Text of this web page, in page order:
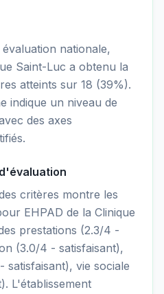
nationale,
Saint-Luc a obtenu la
atteints sur 18 (39%).
indique un niveau de
des axes
critères montre les
EHPAD de la Clinique
prestations (2.3/4 -
(3.0/4 - satisfaisant),
satisfaisant), vie sociale
L'établissement